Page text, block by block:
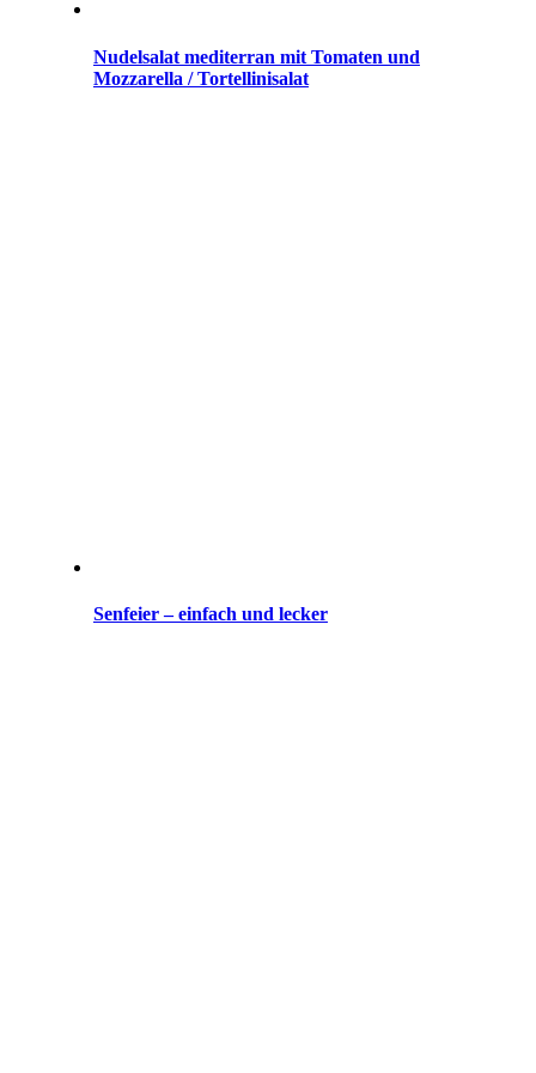
Nudelsalat mediterran mit Tomaten und
Mozzarella / Tortellinisalat
Senfeier – einfach und lecker